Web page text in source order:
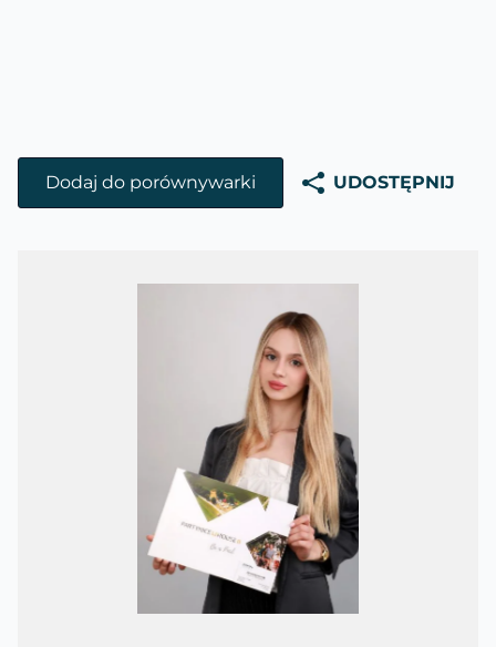
Dodaj do porównywarki UDOSTĘPNIJ